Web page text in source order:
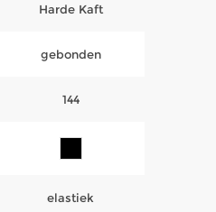
Harde Kaft
gebonden
144
elastiek